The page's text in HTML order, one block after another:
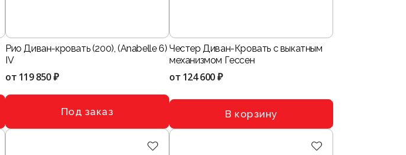
Рио Диван-кровать (200), (Anabelle 6)
IV
от 119 850 ₽
Под заказ
Честер Диван-Кровать с выкатным
механизмом Гессен
от 124 600 ₽
В корзину